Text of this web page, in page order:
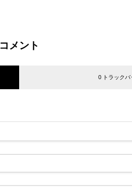
コメント
0 トラックバ